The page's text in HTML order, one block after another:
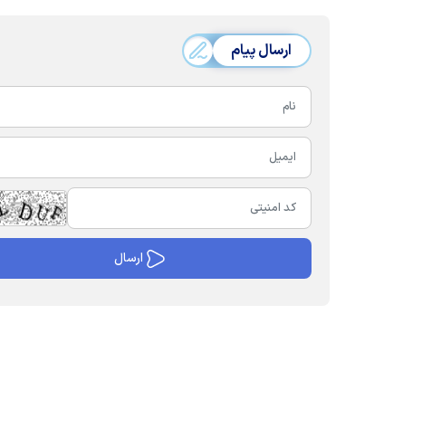
ارسال پیام